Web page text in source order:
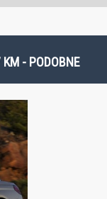
KM - PODOBNE